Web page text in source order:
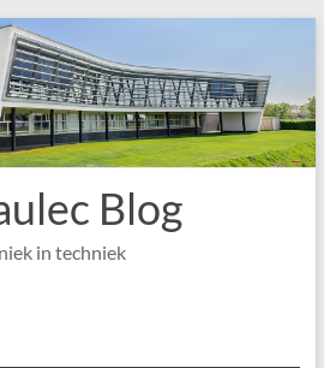
Blog
in techniek